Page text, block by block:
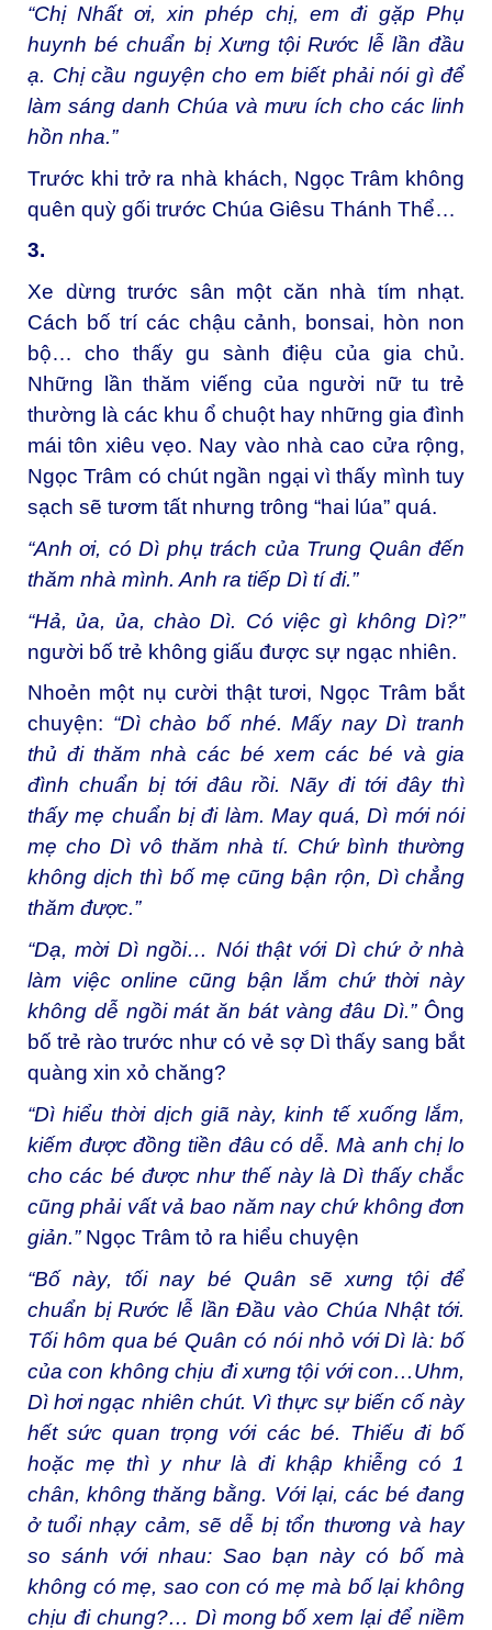
“Chị Nhất ơi, xin phép chị, em đi gặp Phụ
huynh bé chuẩn bị Xưng tội Rước lễ lần đầu
ạ. Chị cầu nguyện cho em biết phải nói gì để
làm sáng danh Chúa và mưu ích cho các linh
hồn nha.”
Trước khi trở ra nhà khách, Ngọc Trâm không
quên quỳ gối trước Chúa Giêsu Thánh Thể…
3.
Xe dừng trước sân một căn nhà tím nhạt.
Cách bố trí các chậu cảnh, bonsai, hòn non
bộ… cho thấy gu sành điệu của gia chủ.
Những lần thăm viếng của người nữ tu trẻ
thường là các khu ổ chuột hay những gia đình
mái tôn xiêu vẹo. Nay vào nhà cao cửa rộng,
Ngọc Trâm có chút ngần ngại vì thấy mình tuy
sạch sẽ tươm tất nhưng trông “hai lúa” quá.
“Anh ơi, có Dì phụ trách của Trung Quân đến
thăm nhà mình. Anh ra tiếp Dì tí đi.”
“Hả, ủa, ủa, chào Dì. Có việc gì không Dì?”
người bố trẻ không giấu được sự ngạc nhiên.
Nhoẻn một nụ cười thật tươi, Ngọc Trâm bắt
chuyện: “Dì chào bố nhé. Mấy nay Dì tranh
thủ đi thăm nhà các bé xem các bé và gia
đình chuẩn bị tới đâu rồi. Nãy đi tới đây thì
thấy mẹ chuẩn bị đi làm. May quá, Dì mới nói
mẹ cho Dì vô thăm nhà tí. Chứ bình thường
không dịch thì bố mẹ cũng bận rộn, Dì chẳng
thăm được.”
“Dạ, mời Dì ngồi… Nói thật với Dì chứ ở nhà
làm việc online cũng bận lắm chứ thời này
không dễ ngồi mát ăn bát vàng đâu Dì.”Ông
bố trẻ rào trước như có vẻ sợ Dì thấy sang bắt
quàng xin xỏ chăng?
“Dì hiểu thời dịch giã này, kinh tế xuống lắm,
kiếm được đồng tiền đâu có dễ. Mà anh chị lo
cho các bé được như thế này là Dì thấy chắc
cũng phải vất vả bao năm nay chứ không đơn
giản.”Ngọc Trâm tỏ ra hiểu chuyện
“Bố này, tối nay bé Quân sẽ xưng tội để
chuẩn bị Rước lễ lần Đầu vào Chúa Nhật tới.
Tối hôm qua bé Quân có nói nhỏ với Dì là: bố
của con không chịu đi xưng tội với con…Uhm,
Dì hơi ngạc nhiên chút. Vì thực sự biến cố này
hết sức quan trọng với các bé. Thiếu đi bố
hoặc mẹ thì y như là đi khập khiễng có 1
chân, không thăng bằng. Với lại, các bé đang
ở tuổi nhạy cảm, sẽ dễ bị tổn thương và hay
so sánh với nhau: Sao bạn này có bố mà
không có mẹ, sao con có mẹ mà bố lại không
chịu đi chung?… Dì mong bố xem lại để niềm